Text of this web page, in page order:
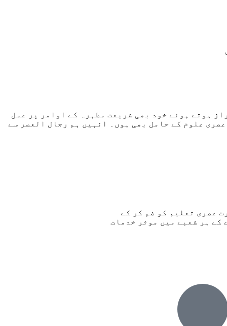
ہوتے ہوئے خود بھی شریعت مطہرہ کے اوامر پر عمل
علوم کے حامل بھی ہوں۔ انہیں ہم رجال العصر سے
عصری تعلیم کو ضم کر کے
کے ہر شعبے میں موثر خدمات